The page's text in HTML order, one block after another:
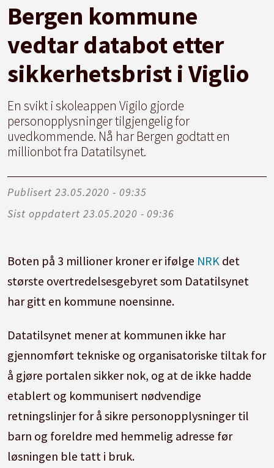
Bergen kommune
vedtar databot etter
sikkerhetsbrist i Viglio
En svikt i skoleappen Vigilo gjorde
personopplysninger tilgjengelig for
uvedkommende. Nå har Bergen godtatt en
millionbot fra Datatilsynet.
Publisert
23.05.2020 - 09:35
Sist oppdatert
23.05.2020 - 09:36
Boten på 3 millioner kroner er ifølge NRK det
største overtredelsesgebyret som Datatilsynet
har gitt en kommune noensinne.
Datatilsynet mener at kommunen ikke har
gjennomført tekniske og organisatoriske tiltak for
å gjøre portalen sikker nok, og at de ikke hadde
etablert og kommunisert nødvendige
retningslinjer for å sikre personopplysninger til
barn og foreldre med hemmelig adresse før
løsningen ble tatt i bruk.